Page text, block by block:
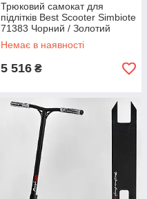
Трюковий самокат для
підлітків Best Scooter Simbiote
71383 Чорний / Золотий
Трюковий самокат hic
Немає в наявності
5 516 ₴